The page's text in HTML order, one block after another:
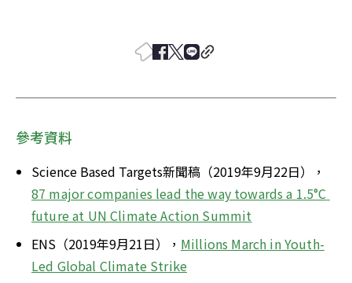
參考資料
Science Based Targets新聞稿（2019年9月22日），
87 major companies lead the way towards a 1.5°C
future at UN Climate Action Summit
ENS（2019年9月21日）， Millions March in Youth-
Led Global Climate Strike